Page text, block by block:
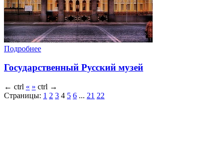
Подробнее
Государственный Русский музей
← ctrl « » ctrl →
Страницы: 1 2 3 4 5 6 ... 21 22